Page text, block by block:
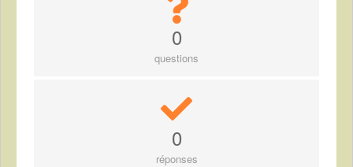
0
questions
0
réponses